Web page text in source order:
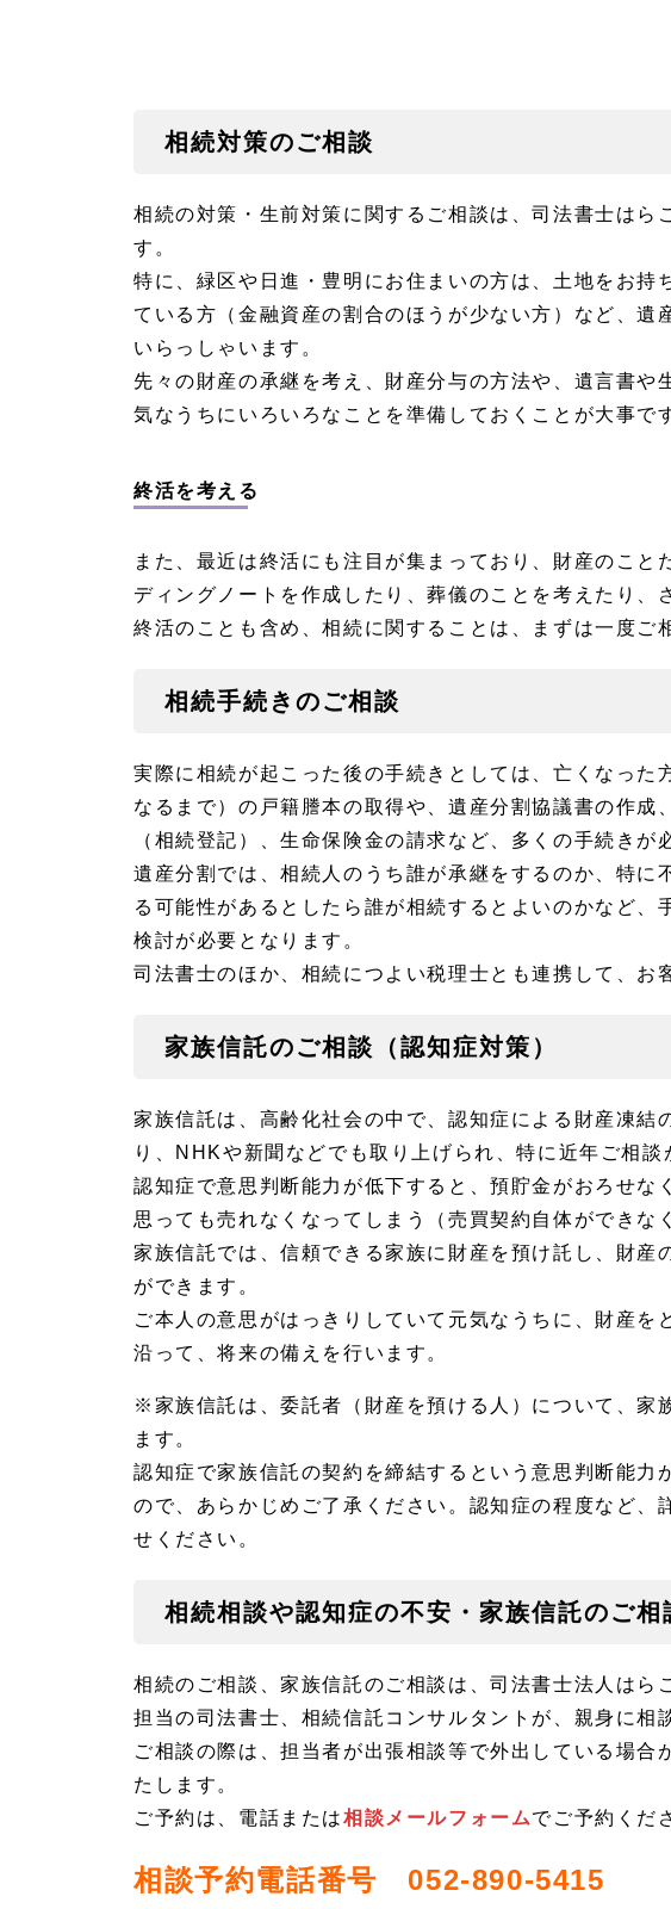
相続対策のご相談
相続の対策・生前対策に関するご相談は、司法書士はら
す。
特に、緑区や日進・豊明にお住まいの方は、土地をお持
ている方（金融資産の割合のほうが少ない方）など、遺
いらっしゃいます。
先々の財産の承継を考え、財産分与の方法や、遺言書や
気なうちにいろいろなことを準備しておくことが大事で
終活を考える
また、最近は終活にも注目が集まっており、財産のこと
ディングノートを作成したり、葬儀のことを考えたり、
終活のことも含め、相続に関することは、まずは一度ご
相続手続きのご相談
実際に相続が起こった後の手続きとしては、亡くなった
なるまで）の戸籍謄本の取得や、遺産分割協議書の作成
（相続登記）、生命保険金の請求など、多くの手続きが
遺産分割では、相続人のうち誰が承継をするのか、特に
る可能性があるとしたら誰が相続するとよいのかなど、
検討が必要となります。
司法書士のほか、相続につよい税理士とも連携して、お
家族信託のご相談（認知症対策）
家族信託は、高齢化社会の中で、認知症による財産凍結
り、NHKや新聞などでも取り上げられ、特に近年ご相談
認知症で意思判断能力が低下すると、預貯金がおろせな
思っても売れなくなってしまう（売買契約自体ができな
家族信託では、信頼できる家族に財産を預け託し、財産
ができます。
ご本人の意思がはっきりしていて元気なうちに、財産を
沿って、将来の備えを行います。
※家族信託は、委託者（財産を預ける人）について、家
ます。
認知症で家族信託の契約を締結するという意思判断能力
ので、あらかじめご了承ください。認知症の程度など、
せください。
相続相談や認知症の不安・家族信託のご
相続のご相談、家族信託のご相談は、司法書士法人はら
担当の司法書士、相続信託コンサルタントが、親身に相
ご相談の際は、担当者が出張相談等で外出している場合
たします。
ご予約は、電話または相談メールフォームでご予約くだ
相談予約電話番号 052-890-5415